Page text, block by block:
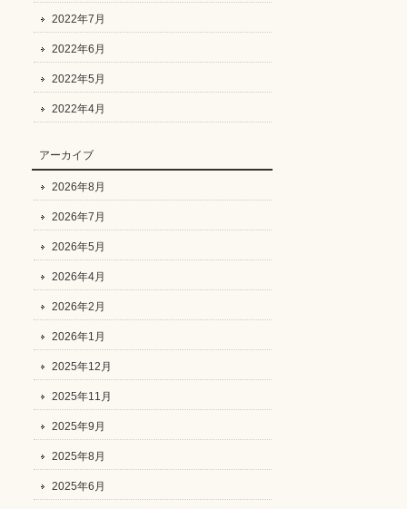
2022年7月
2022年6月
2022年5月
2022年4月
アーカイブ
2026年8月
2026年7月
2026年5月
2026年4月
2026年2月
2026年1月
2025年12月
2025年11月
2025年9月
2025年8月
2025年6月